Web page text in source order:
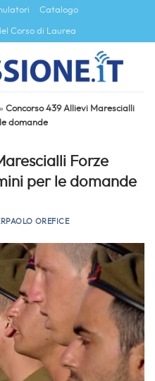
Catalogo
Corso di Laurea
» Concorso 439 Allievi Marescialli
domande
Forze
per le domande
OREFICE